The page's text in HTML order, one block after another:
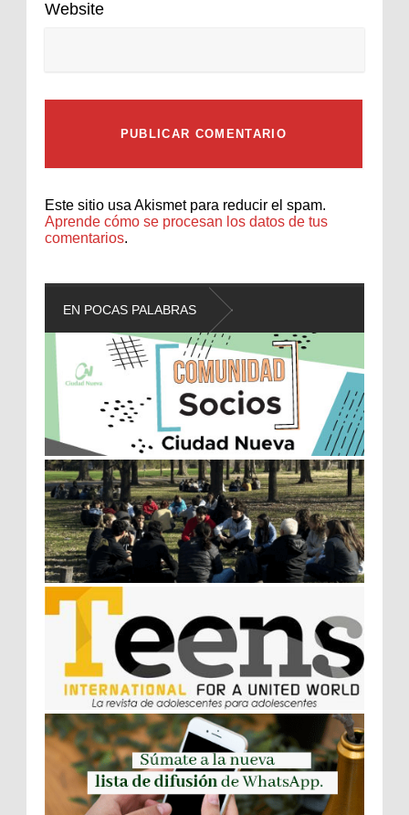
Website
Este sitio usa Akismet para reducir el spam.
Aprende cómo se procesan los datos de tus
comentarios.
EN POCAS PALABRAS